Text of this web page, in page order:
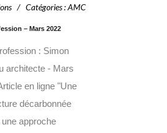
Catégories:AMC
– Mars 2022
: Simon
architecte - Mars
en ligne "Une
décarbonnée
approche